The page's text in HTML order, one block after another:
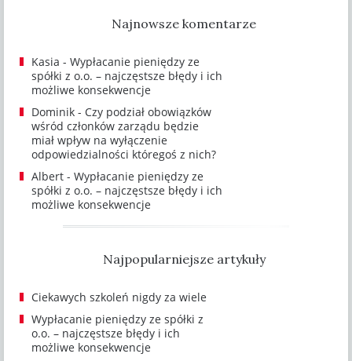
Najnowsze komentarze
Kasia - Wypłacanie pieniędzy ze
spółki z o.o. – najczęstsze błędy i ich
możliwe konsekwencje
Dominik - Czy podział obowiązków
wśród członków zarządu będzie
miał wpływ na wyłączenie
odpowiedzialności któregoś z nich?
Albert - Wypłacanie pieniędzy ze
spółki z o.o. – najczęstsze błędy i ich
możliwe konsekwencje
Najpopularniejsze artykuły
Ciekawych szkoleń nigdy za wiele
Wypłacanie pieniędzy ze spółki z
o.o. – najczęstsze błędy i ich
możliwe konsekwencje